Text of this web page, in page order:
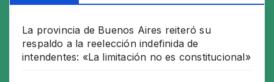
La provincia de Buenos Aires reiteró su
respaldo a la reelección indefinida de
intendentes: «La limitación no es constitucional»